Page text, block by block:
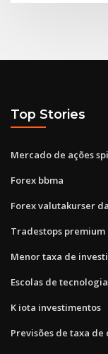
Top Stories
Mercado de ações spi
Forex bbma
Forex valutakurser
Tradestops premium
Menor taxa de
Escolas de
K iota investimentos
Previsões de taxa de